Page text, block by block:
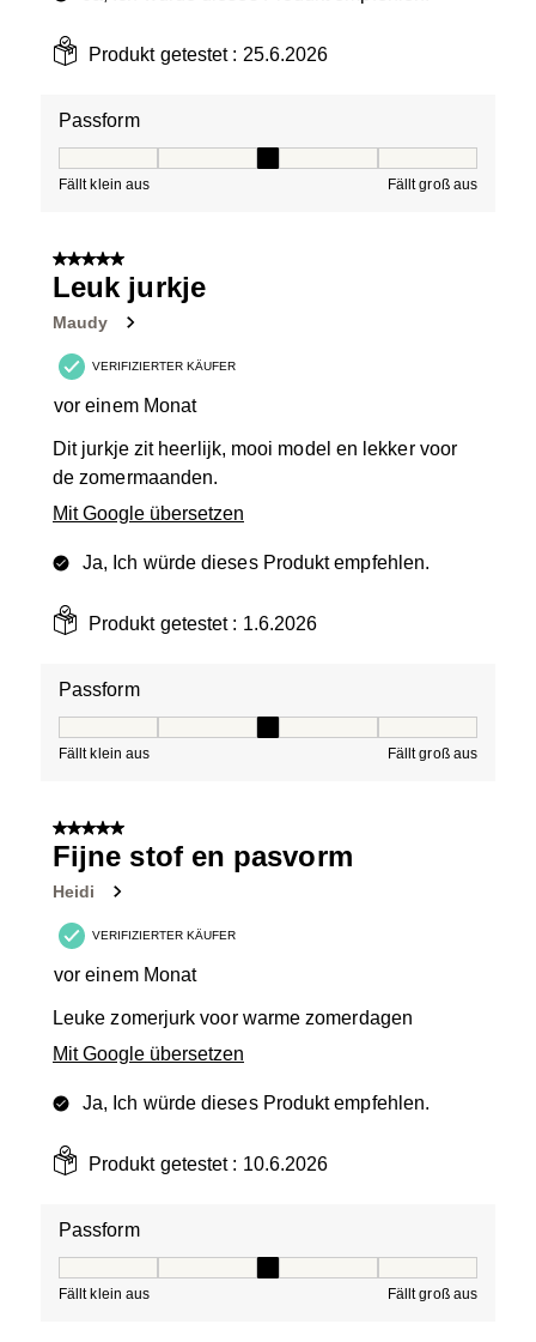
Produkt getestet : 25.6.2026
Passform
Fällt klein aus Fällt groß aus
5 von 5 Sternen.
Leuk jurkje
Maudy
VERIFIZIERTER KÄUFER
vor einem Monat
Dit jurkje zit heerlijk, mooi model en lekker voor
de zomermaanden.
Mit Google übersetzen
Ja, Ich würde dieses Produkt empfehlen.
Produkt getestet : 1.6.2026
Passform
Fällt klein aus Fällt groß aus
5 von 5 Sternen.
Fijne stof en pasvorm
Heidi
VERIFIZIERTER KÄUFER
vor einem Monat
Leuke zomerjurk voor warme zomerdagen
Mit Google übersetzen
Ja, Ich würde dieses Produkt empfehlen.
Produkt getestet : 10.6.2026
Passform
Fällt klein aus Fällt groß aus